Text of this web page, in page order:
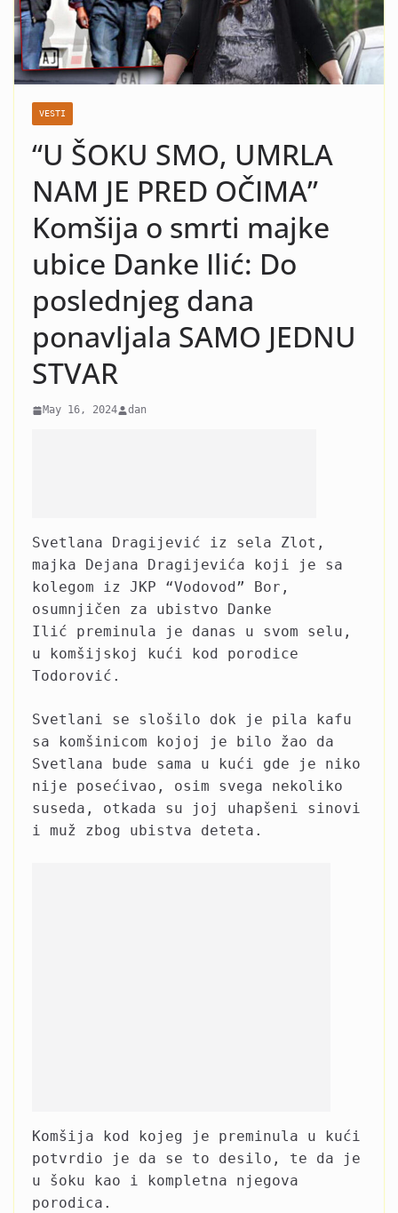
nasilje i krah: Evo koja žena
je razlog kraha braka Čede
Jovanovića! Kad vidite o kome
se radi neće vam bit dobro!
VESTI
“U ŠOKU SMO, UMRLA
NAM JE PRED OČIMA”
Komšija o smrti majke
ubice Danke Ilić: Do
poslednjeg dana
ponavljala SAMO JEDNU
STVAR
May 16, 2024 dan
Svetlana Dragijević iz sela Zlot,
majka Dejana Dragijevića koji je sa
kolegom iz JKP “Vodovod” Bor,
osumnjičen za ubistvo Danke
Ilić preminula je danas u svom selu,
u komšijskoj kući kod porodice
Todorović.
Svetlani se slošilo dok je pila kafu
sa komšinicom kojoj je bilo žao da
Svetlana bude sama u kući gde je niko
nije posećivao, osim svega nekoliko
suseda, otkada su joj uhapšeni sinovi
i muž zbog ubistva deteta.
Komšija kod kojeg je preminula u kući
potvrdio je da se to desilo, te da je
u šoku kao i kompletna njegova
porodica.